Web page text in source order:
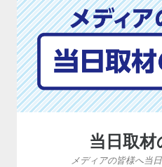
当日取
メディアの皆様へ当